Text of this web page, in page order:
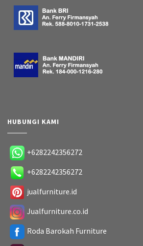
HUBUNGI KAMI
+6282242356272
+6282242356272
jualfurniture.id
Jualfurniture.co.id
Roda Barokah Furniture